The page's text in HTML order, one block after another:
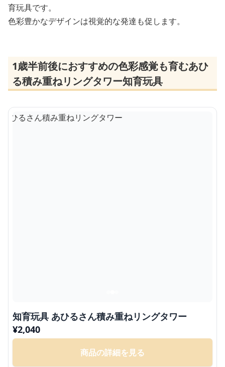
育玩具です。
色彩豊かなデザインは視覚的な発達も促します。
1歳半前後におすすめの色彩感覚も育むあひ
る積み重ねリングタワー知育玩具
知育玩具 あひるさん積み重ねリングタワー
¥2,040
商品の詳細を見る